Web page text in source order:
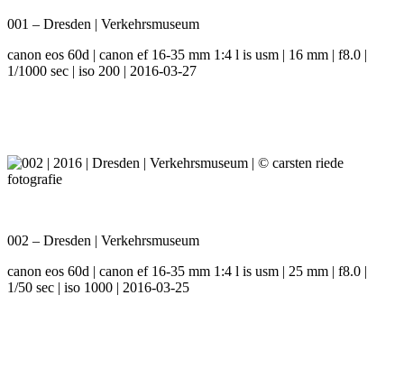
001 – Dresden | Verkehrsmuseum
canon eos 60d | canon ef 16-35 mm 1:4 l is usm | 16 mm | f8.0 |
1/1000 sec | iso 200 | 2016-03-27
002 – Dresden | Verkehrsmuseum
canon eos 60d | canon ef 16-35 mm 1:4 l is usm | 25 mm | f8.0 |
1/50 sec | iso 1000 | 2016-03-25